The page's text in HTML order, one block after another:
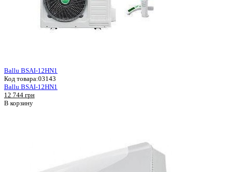
Ballu BSAI-12HN1
Код товара:03143
Ballu BSAI-12HN1
12 744 грн
В корзину